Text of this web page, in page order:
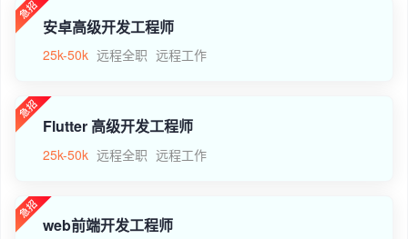
安卓高级开发工程师
25k-50k 远程全职 远程工作
Flutter 高级开发工程师
25k-50k 远程全职 远程工作
web前端开发工程师